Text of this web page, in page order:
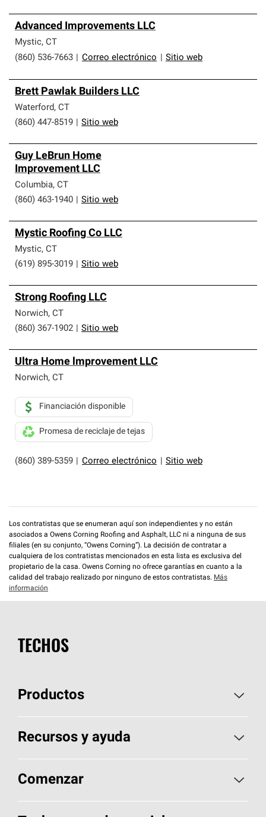
Advanced Improvements LLC
Mystic, CT
(860) 536-7663
Correo electrónico Sitio web
Brett Pawlak Builders LLC
Waterford, CT
(860) 447-8519
Sitio web
Guy LeBrun Home
Improvement LLC
Columbia, CT
(860) 463-1940
Sitio web
Mystic Roofing Co LLC
Mystic, CT
(619) 895-3019
Sitio web
Strong Roofing LLC
Norwich, CT
(860) 367-1902
Sitio web
Ultra Home lmprovement LLC
Norwich, CT
(860) 389-5359 Correo electrónico Sitio web
Financiación disponible
Promesa de reciclaje de tejas
Los contratistas que se enumeran aquí son independientes y no están
asociados a Owens Corning Roofing and Asphalt, LLC ni a ninguna de sus
filiales (en su conjunto, “Owens Corning”). La decisión de contratar a
cualquiera de los contratistas mencionados en esta lista es exclusiva del
propietario de la casa. Owens Corning no ofrece garantías en cuanto a la
calidad del trabajo realizado por ninguno de estos contratistas. Más
información
TECHOS
Productos
Elija sus tejas
Encuentre un contratista
Recursos y ayuda
Aspectos básicos sobre techos
Herramientas de diseño y color
Comenzar